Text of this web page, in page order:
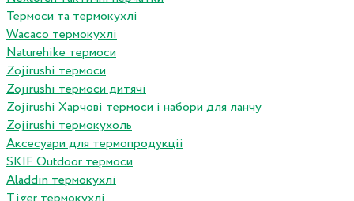
Термоси та термокухлі
Wacaco термокухлі
Naturehike термоси
Zojirushi термоси
Zojirushi термоси дитячі
Zojirushi Харчові термоси і набори для ланчу
Zojirushi термокухоль
Аксесуари для термопродукціі
SKIF Outdoor термоси
Aladdin термокухлі